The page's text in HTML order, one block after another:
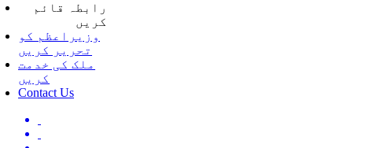
رابطہ قائم
کریں
وزیراعظم کو
تحریر کریں
ملک کی خدمت
کریں
Contact Us